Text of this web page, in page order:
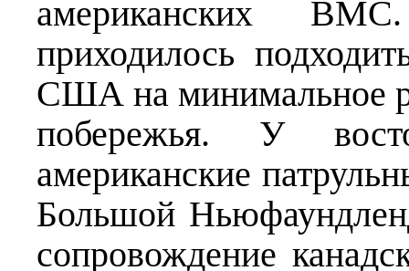
американских
приходилось
США на минимальное
побережья. У
американские
Большой
сопровождение